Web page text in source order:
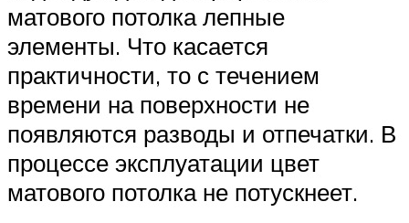
матового потолка лепные
элементы. Что касается
практичности, то с течением
времени на поверхности не
появляются разводы и отпечатки. В
процессе эксплуатации цвет
матового потолка не потускнеет.